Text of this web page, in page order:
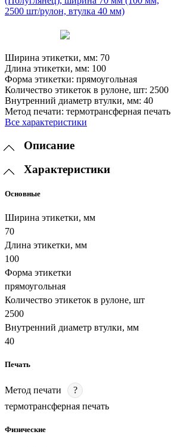
Ширина этикетки, мм: 70
Длина этикетки, мм: 100
Форма этикетки: прямоугольная
Количество этикеток в рулоне, шт: 2500
Внутренний диаметр втулки, мм: 40
Метод печати: термотрансферная печать
Все характеристики
Описание
Характеристики
Основные
Ширина этикетки, мм
70
Длина этикетки, мм
100
Форма этикетки
прямоугольная
Количество этикеток в рулоне, шт
2500
Внутренний диаметр втулки, мм
40
Печать
Метод печати
?
термотрансферная печать
Физические